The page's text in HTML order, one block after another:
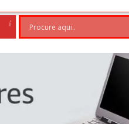
Brasilia